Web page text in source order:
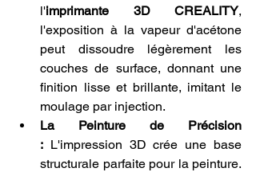
l'imprimante 3D CREALITY,
l'exposition à la vapeur d'acétone
peut dissoudre légèrement les
couches de surface, donnant une
finition lisse et brillante, imitant le
moulage par injection.
La Peinture de Précision
: L'impression 3D crée une base
structurale parfaite pour la peinture.